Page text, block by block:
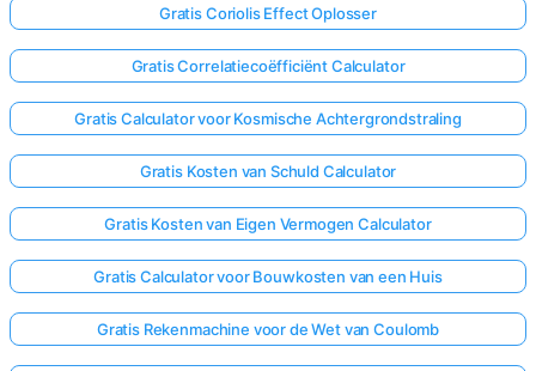
Gratis Coriolis Effect Oplosser
Gratis Correlatiecoëfficiënt Calculator
Gratis Calculator voor Kosmische Achtergrondstraling
Gratis Kosten van Schuld Calculator
Gratis Kosten van Eigen Vermogen Calculator
Gratis Calculator voor Bouwkosten van een Huis
Gratis Rekenmachine voor de Wet van Coulomb